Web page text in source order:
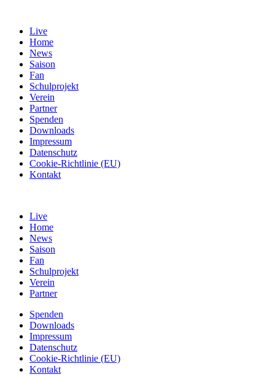
Live
Home
News
Saison
Fan
Schulprojekt
Verein
Partner
Spenden
Downloads
Impressum
Datenschutz
Cookie-Richtlinie (EU)
Kontakt
Live
Home
News
Saison
Fan
Schulprojekt
Verein
Partner
Spenden
Downloads
Impressum
Datenschutz
Cookie-Richtlinie (EU)
Kontakt